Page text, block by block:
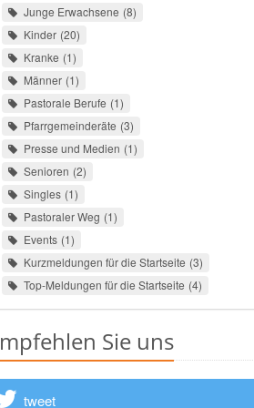
Junge Erwachsene 8
Kinder 20
Kranke 1
Männer 1
Pastorale Berufe 1
Pfarrgemeinderäte 3
Presse und Medien 1
Senioren 2
Singles 1
Pastoraler Weg 1
Events 1
Kurzmeldungen für die Startseite 3
Top-Meldungen für die Startseite 4
Sie uns
tweet